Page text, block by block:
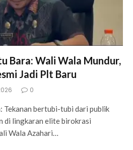
Bara: Wali Wala Mundur,
Jadi Plt Baru
0
Tekanan bertubi-tubi dari publik
di lingkaran elite birokrasi
Wala Azahari…